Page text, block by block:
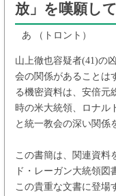
放」を嘆願し
あ （トロント）
山上徹也容疑者(41)の
会の関係があることは
る機密資料は、安倍元
時の米大統領、ロナル
と統一教会の深い関
この書簡は、関連資料
ド・レーガン大統領図
この貴重な文書に登場